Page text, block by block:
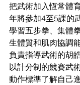
把武術加入恆常體
年將參加4至5課的
學習五步拳、集體
生體質和肌肉協調能
負責指導武術的胡
以計分制的競賽武
動作標準了解自己